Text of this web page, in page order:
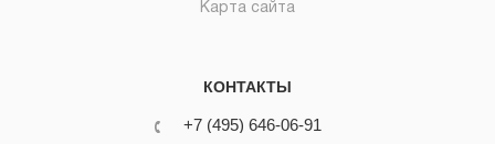
Карта сайта
КОНТАКТЫ
+7 (495) 646-06-91